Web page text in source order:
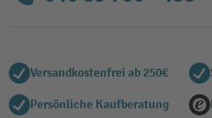
Versandkostenfrei ab 250€
Persönliche Kaufberatung